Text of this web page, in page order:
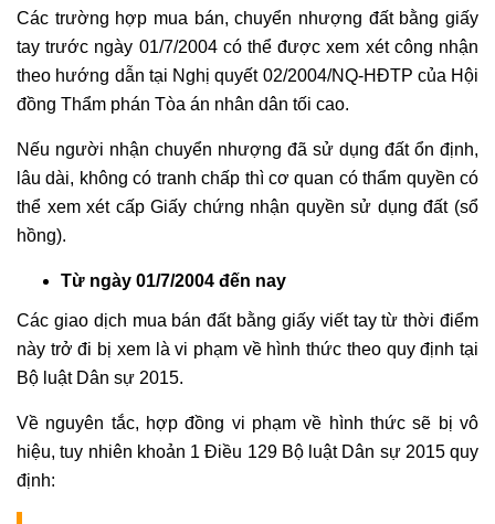
Các trường hợp mua bán, chuyển nhượng đất bằng giấy
tay trước ngày 01/7/2004 có thể được xem xét công nhận
theo hướng dẫn tại Nghị quyết 02/2004/NQ-HĐTP của Hội
đồng Thẩm phán Tòa án nhân dân tối cao.
Nếu người nhận chuyển nhượng đã sử dụng đất ổn định,
lâu dài, không có tranh chấp thì cơ quan có thẩm quyền có
thể xem xét cấp Giấy chứng nhận quyền sử dụng đất (sổ
hồng).
Từ ngày 01/7/2004 đến nay
Các giao dịch mua bán đất bằng giấy viết tay từ thời điểm
này trở đi bị xem là vi phạm về hình thức theo quy định tại
Bộ luật Dân sự 2015.
Về nguyên tắc, hợp đồng vi phạm về hình thức sẽ bị vô
hiệu, tuy nhiên khoản 1 Điều 129 Bộ luật Dân sự 2015 quy
định: